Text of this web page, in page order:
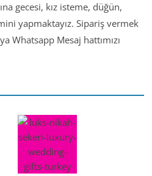
gecesi, kız isteme, düğün,
yapmaktayız. Sipariş vermek
Whatsapp Mesaj hattımızı